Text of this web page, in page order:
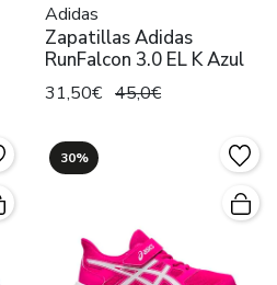
Adidas
Zapatillas Adidas
RunFalcon 3.0 EL K Azul
31,50€ 45,0€
30%